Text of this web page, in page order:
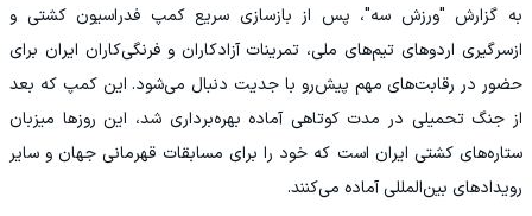
به گزارش "ورزش سه"، پس از بازسازی سریع کمپ فدراسیون کشتی و
ازسرگیری اردوهای تیم‌های ملی، تمرینات آزادکاران و فرنگی‌کاران ایران برای
حضور در رقابت‌های مهم پیش‌رو با جدیت دنبال می‌شود. این کمپ که بعد
از جنگ تحمیلی در مدت کوتاهی آماده بهره‌برداری شد، این روزها میزبان
ستاره‌های کشتی ایران است که خود را برای مسابقات قهرمانی جهان و سایر
رویدادهای بین‌المللی آماده می‌کنند.